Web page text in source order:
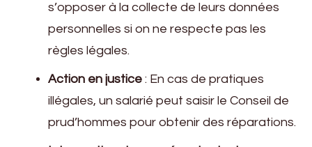
s’opposer à la collecte de leurs données
personnelles si on ne respecte pas les
règles légales.
Action en justice : En cas de pratiques
illégales, un salarié peut saisir le Conseil de
prud’hommes pour obtenir des réparations.